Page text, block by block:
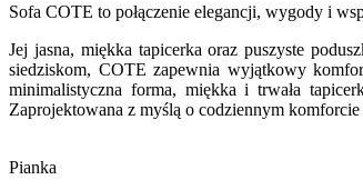
Sofa COTE to połączenie elegancji, wygody i
Jej jasna, miękka tapicerka oraz puszyste
siedziskom, COTE zapewnia wyjątkowy
minimalistyczna forma, miękka i trwała
Zaprojektowana z myślą o codziennym
Pianka